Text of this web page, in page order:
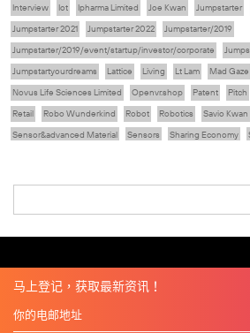
Interview
Iot Ipharma Limited Joe Kwan Jumpstarter
Jumpstarter 2021
Jumpstarter 2022
Jumpstarter/2019
Jumpstarter/2019/event/startup/investor/corporate
Jumpstartyourdreams
Lattice Living Lt Lam Mad Gaze
Novus Life Sciences Limited
Openvr.shop Patent Pitch
Retail
Robo Wunderkind Robot Robotics Savio Kwan
Sensor&advanced Material
Sensors Sharing Economy
林亮
楊聖武 機械人技術 电子商务 盛智文 總決賽
马上登记，获取最新资讯！